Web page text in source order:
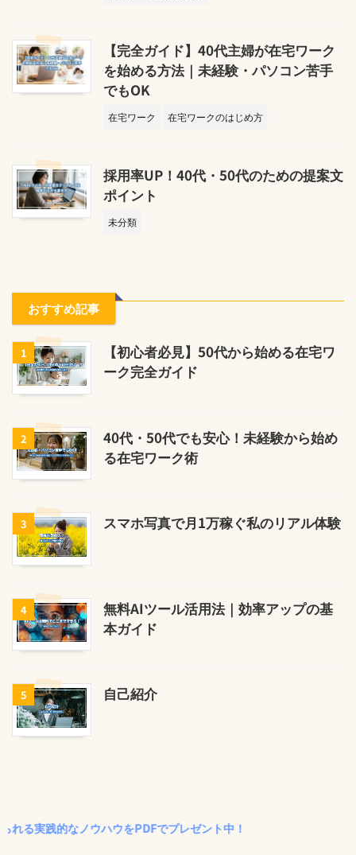
【完全ガイド】40代主婦が在宅ワーク
を始める方法｜未経験・パソコン苦手
でもOK
在宅ワーク 在宅ワークのはじめ方
採用率UP！40代・50代のための提案文
ポイント
未分類
おすすめ記事
1
【初心者必見】50代から始める在宅ワ
ーク完全ガイド
2
40代・50代でも安心！未経験から始め
る在宅ワーク術
3 スマホ写真で月1万稼ぐ私のリアル体験
4
無料AIツール活用法｜効率アップの基
本ガイド
5 自己紹介
的なノウハウをPDFでプレゼント中！